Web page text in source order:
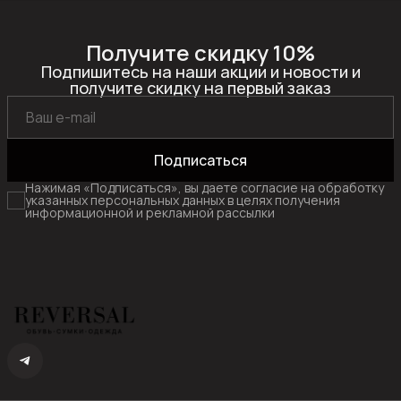
Получите скидку 10%
Подпишитесь на наши акции и новости и
получите скидку на первый заказ
Подписаться
Нажимая «Подписаться», вы даете согласие на обработку
указанных персональных данных в целях получения
информационной и рекламной рассылки